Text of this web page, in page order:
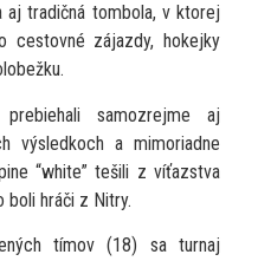
tradičná tombola, v ktorej
cestovné zájazdy, hokejky
samozrejme aj
výsledkoch a mimoriadne
“white” tešili z víťazstva
boli hráči z Nitry.
tímov (18) sa turnaj